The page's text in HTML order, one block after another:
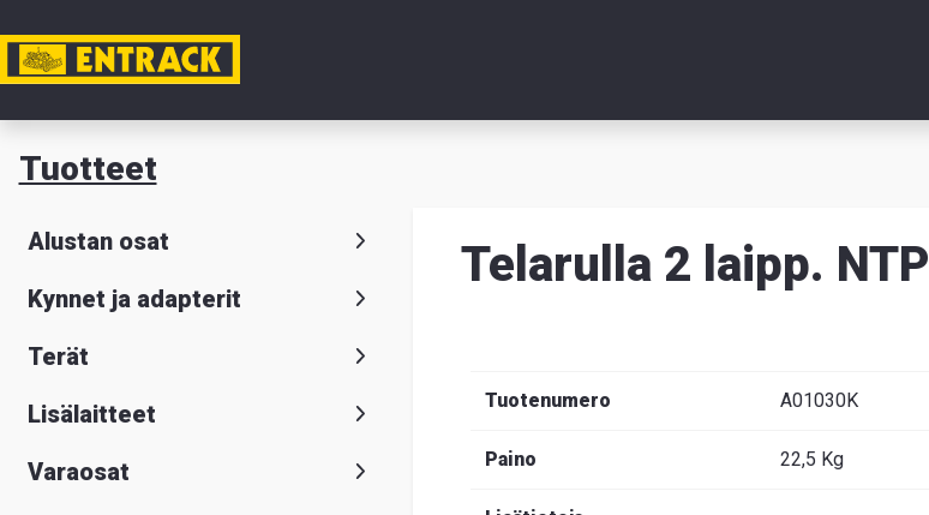
Tili Sulje
Tuotevalitsin
Tietoa
meistä
Tuotteet
Alustan osat
Kynnet ja adapterit
Terät
Lisälaitteet
Varaosat
Telarulla 2 laipp. NTP
Tuotenumero A01030K
Paino 22,5 Kg